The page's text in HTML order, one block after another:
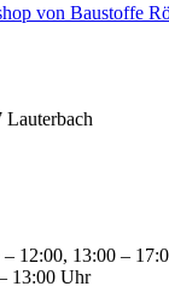
von Baustoffe
Lauterbach
– 12:00, 13:00 –
13:00 Uhr